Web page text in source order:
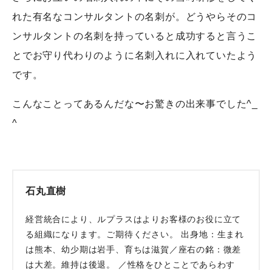
れた有名なコンサルタントの名刺が。どうやらそのコ
ンサルタントの名刺を持っていると成功すると言うこ
とでお守り代わりのように名刺入れに入れていたよう
です。
こんなことってあるんだな〜お驚きの出来事でした^_
^
石丸直樹
経営統合により、ルプラスはよりお客様のお役に立て
る組織になります。ご期待ください。 出身地：生まれ
は熊本、幼少期は岩手、育ちは滋賀／座右の銘：微差
は大差。維持は後退。 ／性格をひとことであらわす